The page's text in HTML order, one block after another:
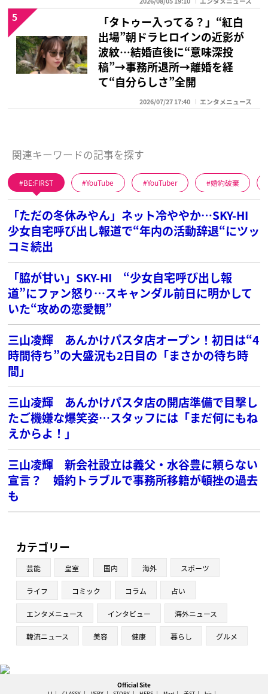
「タトゥー入ってる？」“紅白
出場”朝ドラヒロインの近影が
波紋…結婚直後に“意味深投
稿”→事務所退所→離婚を経
て“自分らしさ”全開
2026/07/27 17:40 エンタメニュース
5
関連キーワードの記事を探す
BE:FIRST YouTube YouTuber 婚約破棄
「ただの冬休みやん」ネット冷ややか…SKY-HI
少女自宅呼び出し報道で“年内の活動辞退“にツッ
コミ続出
「脇が甘い」SKY-HI “少女自宅呼び出し報
道”にファン怒り…スキャンダル前日に明かして
いた“攻めの恋愛観”
三山凌輝 あんかけパスタ店オープン！初日は“4
時間待ち”の大盛況も2日目の「まさかの待ち時
間」
三山凌輝 あんかけパスタ店の開店準備で目撃し
たご機嫌な爆笑姿…スタッフには「まだ何にもね
えからよ！」
三山凌輝 新会社設立は義父・水谷豊に頼らない
宣言？ 婚約トラブルで事務所移籍が頓挫の過去
も
カテゴリー
芸能 皇室 国内 海外 スポーツ
ライフ コミック コラム 占い
エンタメニュース インタビュー 海外ニュース
韓流ニュース 美容 健康 暮らし グルメ
Official Site